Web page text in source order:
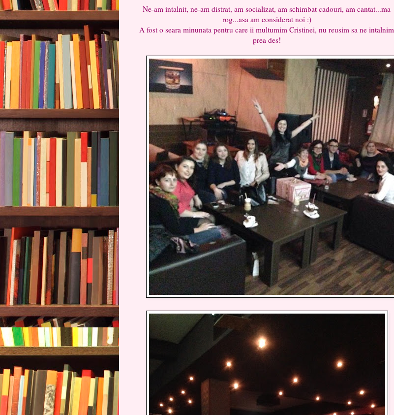
Ne-am intalnit, ne-am distrat, am socializat, am schimbat cadouri, am cantat...ma
rog...asa am considerat noi :)
A fost o seara minunata pentru care ii multumim Cristinei, nu reusim sa ne intalnim
prea des!